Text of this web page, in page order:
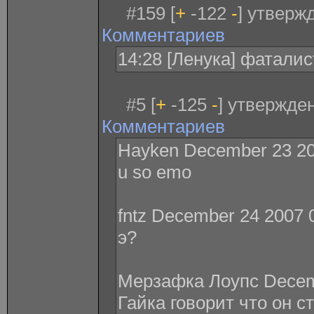
#159 [+ -122 -]
Комментариев
14:28 [Ленука]
#5 [+ -125 -]
Комментариев
Hayken December 23
u so emo
fntz December 24 2007
э?
Мерзафка Лоупс
Гайка говорит что он